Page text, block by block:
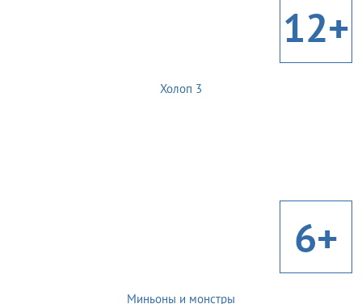
12+
Холоп 3
6+
Миньоны и монстры